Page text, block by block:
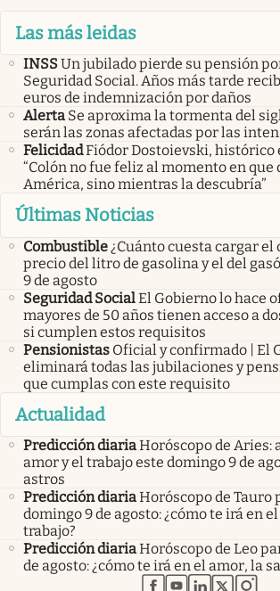
Las más leidas
INSSUn jubilado pierde su pensión
Seguridad Social. Años más tarde
euros de indemnización por daños
Alerta Se aproxima la tormenta del
serán las zonas afectadas por las
FelicidadFiódor Dostoievski, histórico
“Colón no fue feliz al momento en que
América, sino mientras la descubría”
Últimas Noticias
Combustible ¿Cuánto cuesta cargar el
precio del litro de gasolina y el del
9 de agosto
Seguridad SocialEl Gobierno lo hace
mayores de 50 años tienen acceso a
si cumplen estos requisitos
Pensionistas Oficial y confirmado | El
eliminará todas las jubilaciones y
que cumplas con este requisito
Actualidad
Predicción diariaHoróscopo de Aries:
amor y el trabajo este domingo 9 de
astros
Predicción diariaHoróscopo de Tauro
domingo 9 de agosto: ¿cómo te irá en
trabajo?
Predicción diariaHoróscopo de Leo
de agosto: ¿cómo te irá en el amor, la
abre en nueva
abre en nueva
abre en
abre